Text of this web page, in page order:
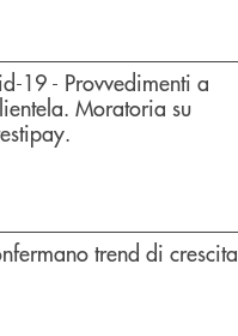
19 - Provvedimenti a
Moratoria su
trend di crescita